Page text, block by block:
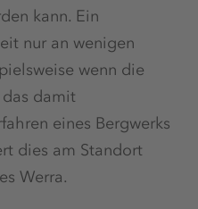
kann. Ein
nur an wenigen
wenn die
damit
eines Bergwerks
dies am Standort
Werra.